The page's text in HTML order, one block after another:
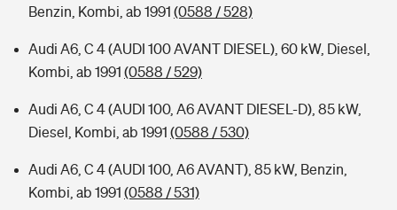
Benzin, Kombi, ab 1991 (0588 / 528)
Audi A6, C 4 (AUDI 100 AVANT DIESEL), 60 kW, Diesel,
Kombi, ab 1991 (0588 / 529)
Audi A6, C 4 (AUDI 100, A6 AVANT DIESEL-D), 85 kW,
Diesel, Kombi, ab 1991 (0588 / 530)
Audi A6, C 4 (AUDI 100, A6 AVANT), 85 kW, Benzin,
Kombi, ab 1991 (0588 / 531)